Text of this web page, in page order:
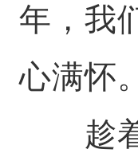
年，我
心满怀
趁着